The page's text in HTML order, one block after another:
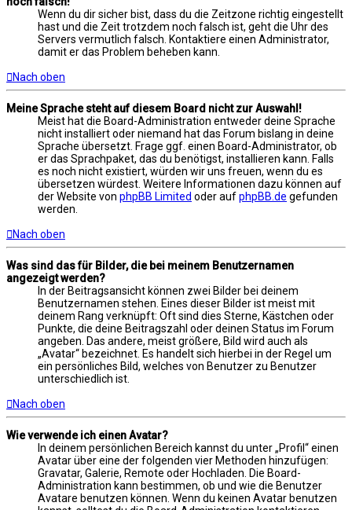
Wenn du dir sicher bist, dass du die Zeitzone richtig eingestellt
hast und die Zeit trotzdem noch falsch ist, geht die Uhr des
Servers vermutlich falsch. Kontaktiere einen Administrator,
damit er das Problem beheben kann.
Nach oben
Meine Sprache steht auf diesem Board nicht zur Auswahl!
Meist hat die Board-Administration entweder deine Sprache
nicht installiert oder niemand hat das Forum bislang in deine
Sprache übersetzt. Frage ggf. einen Board-Administrator, ob
er das Sprachpaket, das du benötigst, installieren kann. Falls
es noch nicht existiert, würden wir uns freuen, wenn du es
übersetzen würdest. Weitere Informationen dazu können auf
der Website von phpBB Limited oder aufphpBB.de gefunden
werden.
Nach oben
Was sind das für Bilder, die bei meinem Benutzernamen
angezeigt werden?
In der Beitragsansicht können zwei Bilder bei deinem
Benutzernamen stehen. Eines dieser Bilder ist meist mit
deinem Rang verknüpft: Oft sind dies Sterne, Kästchen oder
Punkte, die deine Beitragszahl oder deinen Status im Forum
angeben. Das andere, meist größere, Bild wird auch als
„Avatar“ bezeichnet. Es handelt sich hierbei in der Regel um
ein persönliches Bild, welches von Benutzer zu Benutzer
unterschiedlich ist.
Nach oben
Wie verwende ich einen Avatar?
In deinem persönlichen Bereich kannst du unter „Profil“ einen
Avatar über eine der folgenden vier Methoden hinzufügen:
Gravatar, Galerie, Remote oder Hochladen. Die Board-
Administration kann bestimmen, ob und wie die Benutzer
Avatare benutzen können. Wenn du keinen Avatar benutzen